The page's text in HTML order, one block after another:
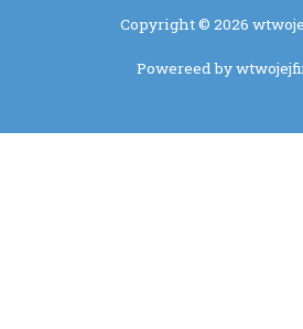
Copyright © 2026
Powereed by